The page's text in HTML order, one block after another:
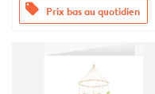
offers Prix bas au quotidien